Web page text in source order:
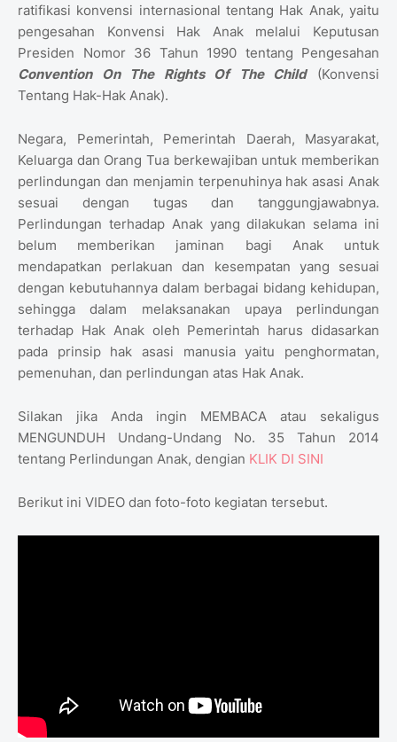
ratifikasi konvensi internasional tentang Hak Anak, yaitu
pengesahan Konvensi Hak Anak melalui Keputusan
Presiden Nomor 36 Tahun 1990 tentang Pengesahan
Convention On The Rights Of The Child(Konvensi
Tentang Hak-Hak Anak).
Negara, Pemerintah, Pemerintah Daerah, Masyarakat,
Keluarga dan Orang Tua berkewajiban untuk memberikan
perlindungan dan menjamin terpenuhinya hak asasi Anak
sesuai dengan tugas dan tanggungjawabnya.
Perlindungan terhadap Anak yang dilakukan selama ini
belum memberikan jaminan bagi Anak untuk
mendapatkan perlakuan dan kesempatan yang sesuai
dengan kebutuhannya dalam berbagai bidang kehidupan,
sehingga dalam melaksanakan upaya perlindungan
terhadap Hak Anak oleh Pemerintah harus didasarkan
pada prinsip hak asasi manusia yaitu penghormatan,
pemenuhan, dan perlindungan atas Hak Anak.
Silakan jika Anda ingin MEMBACA atau sekaligus
MENGUNDUH Undang-Undang No. 35 Tahun 2014
tentang Perlindungan Anak, dengian KLIK DI SINI
Berikut ini VIDEO dan foto-foto kegiatan tersebut.